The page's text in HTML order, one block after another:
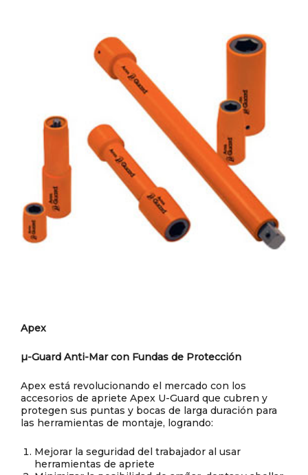
Apex
µ-Guard Anti-Mar con Fundas de Protección
Apex está revolucionando el mercado con los
accesorios de apriete Apex U-Guard que cubren y
protegen sus puntas y bocas de larga duración para
las herramientas de montaje, logrando:
Mejorar la seguridad del trabajador al usar
herramientas de apriete